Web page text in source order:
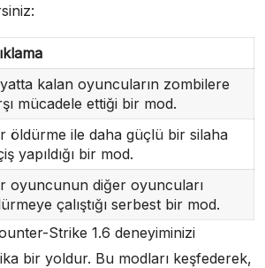
kalan oyuncuların zombilere
mücadele ettiği bir mod.
öldürme ile daha güçlü bir silaha
yapıldığı bir mod.
oyuncunun diğer oyuncuları
çalıştığı serbest bir mod.
Strike 1.6 deneyiminizi
bir yoldur. Bu modları keşfederek,